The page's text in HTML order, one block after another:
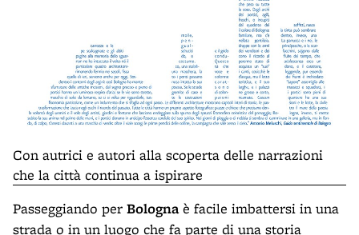
Con autrici e autori alla scoperta delle narrazioni
che la città continua a ispirare
Passeggiando per Bolognaè facile imbattersi in una
strada o in un luogo che fa parte di una storia